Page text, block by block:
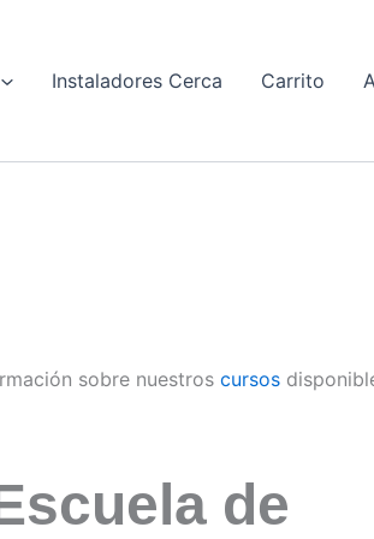
Instaladores Cerca Carrito
sobre nuestros cursos
de